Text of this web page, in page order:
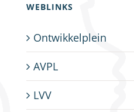
WEBLINKS
Ontwikkelplein
AVPL
LVV